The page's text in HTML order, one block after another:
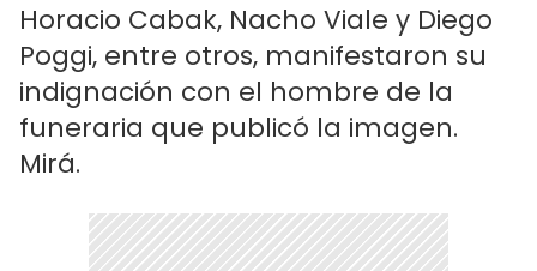
Horacio Cabak, Nacho Viale y Diego
Poggi, entre otros, manifestaron su
indignación con el hombre de la
funeraria que publicó la imagen.
Mirá.